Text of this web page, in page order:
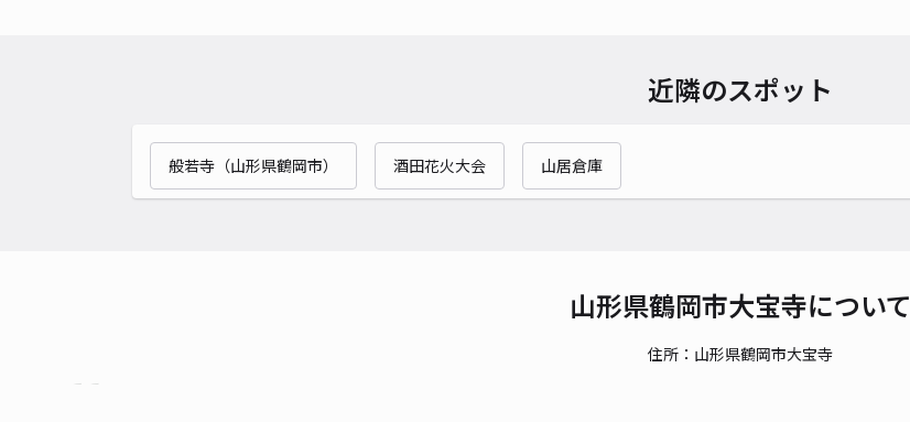
近隣のスポット
般若寺（山形県鶴岡市） 酒田花火大会 山居倉庫
山形県鶴岡市大宝寺について
住所：山形県鶴岡市大宝寺